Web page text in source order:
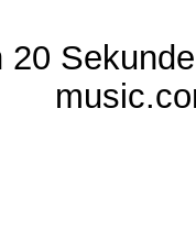
20